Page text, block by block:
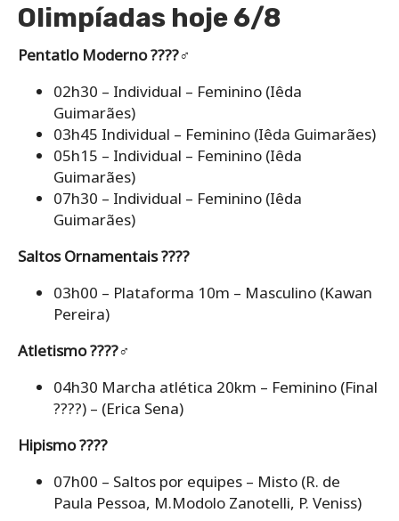
Olimpíadas hoje 6/8
Pentatlo Moderno ????‍♂️
02h30 – Individual – Feminino (Iêda
Guimarães)
03h45 Individual – Feminino (Iêda Guimarães)
05h15 – Individual – Feminino (Iêda
Guimarães)
07h30 – Individual – Feminino (Iêda
Guimarães)
Saltos Ornamentais ????
03h00 – Plataforma 10m – Masculino (Kawan
Pereira)
Atletismo ????‍♂️
04h30 Marcha atlética 20km – Feminino (Final
????) – (Erica Sena)
Hipismo ????
07h00 – Saltos por equipes – Misto (R. de
Paula Pessoa, M.Modolo Zanotelli, P. Veniss)